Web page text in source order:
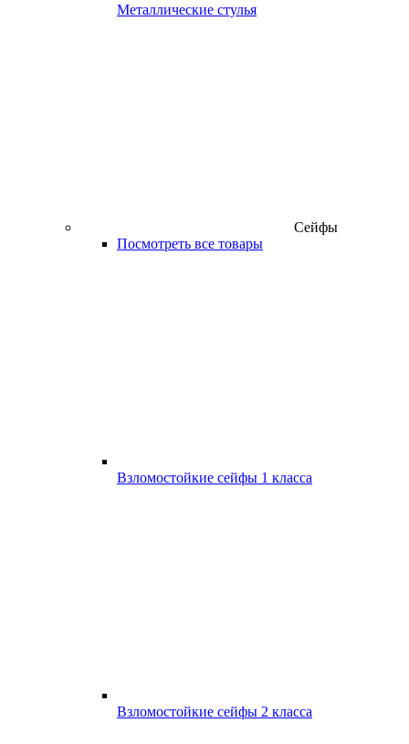
Металлические стулья
Сейфы
Посмотреть все товары
Взломостойкие сейфы 1 класса
Взломостойкие сейфы 2 класса